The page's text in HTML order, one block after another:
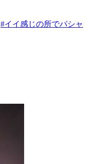
#イイ感じの所でパシャ